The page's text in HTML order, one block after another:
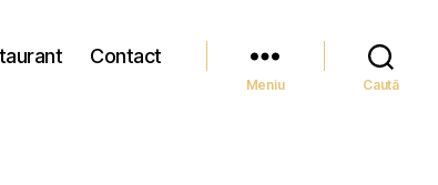
Contact
Meniu Caută